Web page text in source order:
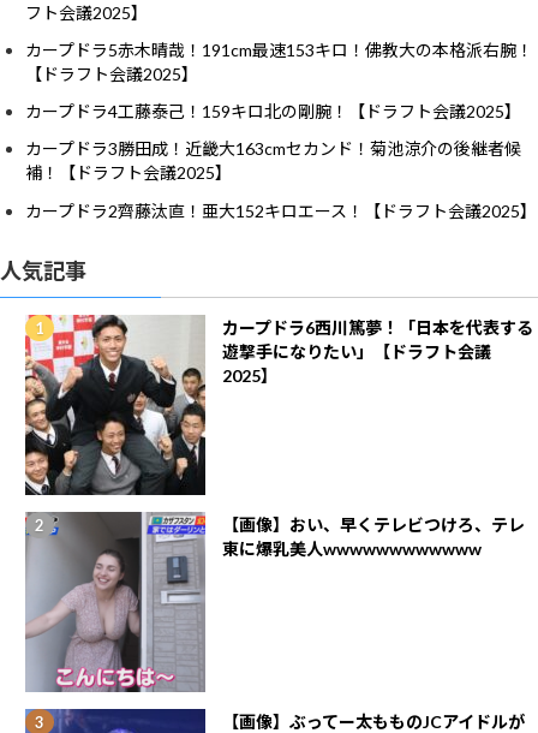
フト会議2025】
カープドラ5赤木晴哉！191cm最速153キロ！佛教大の本格派右腕！
【ドラフト会議2025】
カープドラ4工藤泰己！159キロ北の剛腕！【ドラフト会議2025】
カープドラ3勝田成！近畿大163cmセカンド！菊池涼介の後継者候
補！【ドラフト会議2025】
カープドラ2齊藤汰直！亜大152キロエース！【ドラフト会議2025】
人気記事
カープドラ6西川篤夢！「日本を代表する
遊撃手になりたい」【ドラフト会議
2025】
【画像】おい、早くテレビつけろ、テレ
東に爆乳美人wwwwwwwwwwww
【画像】ぶってー太もものJCアイドルが